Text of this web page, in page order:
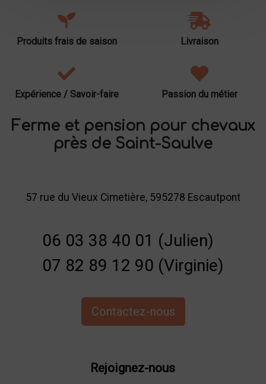
Produits frais de saison Livraison
Expérience / Savoir-faire Passion du métier
Ferme et pension pour chevaux
près de Saint-Saulve
57 rue du Vieux Cimetière, 595278 Escautpont
06 03 38 40 01 (Julien)
07 82 89 12 90 (Virginie)
Contactez-nous
Rejoignez-nous